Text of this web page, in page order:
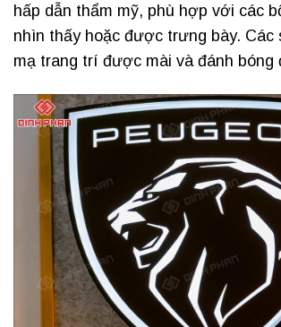
hấp dẫn thẩm mỹ, phù hợp với các
nhìn thấy hoặc được trưng bày. Các
mạ trang trí được mài và đánh bóng